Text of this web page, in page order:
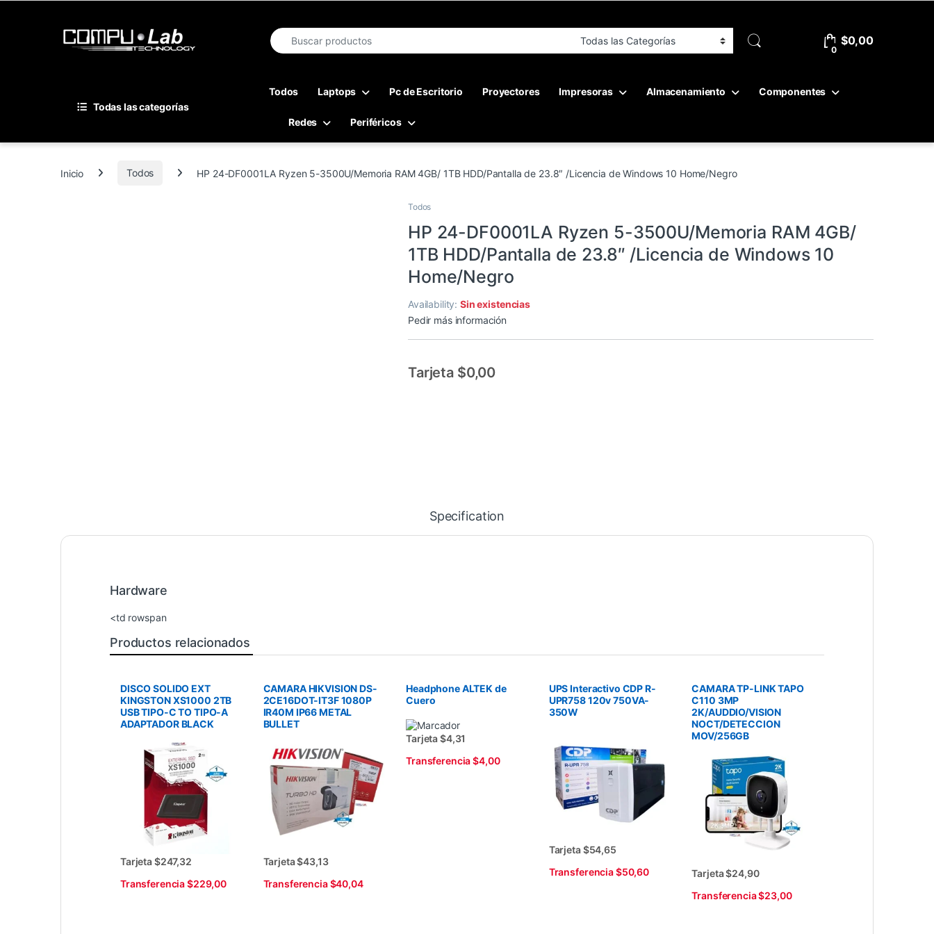
Search for:
0
$0,00
Todas las categorías
Todos Laptops Pc de Escritorio Proyectores Impresoras Almacenamiento Componentes
Redes Periféricos
Inicio Todos HP 24-DF0001LA Ryzen 5-3500U/Memoria RAM 4GB/ 1TB HDD/Pantalla de 23.8″ /Licencia de Windows 10 Home/Negro
Todos
HP 24-DF0001LA Ryzen 5-3500U/Memoria RAM 4GB/
1TB HDD/Pantalla de 23.8″ /Licencia de Windows 10
Home/Negro
Availability:Sin existencias
Pedir más información
Tarjeta $0,00
Specification
Hardware
<td rowspan
Productos relacionados
DISCO SOLIDO EXT
KINGSTON XS1000 2TB
USB TIPO-C TO TIPO-A
ADAPTADOR BLACK
Tarjeta $247,32
Transferencia $229,00
CAMARA HIKVISION DS-
2CE16DOT-IT3F 1080P
IR40M IP66 METAL
BULLET
Tarjeta $43,13
Transferencia $40,04
Headphone ALTEK de
Cuero
Tarjeta $4,31
Transferencia $4,00
UPS Interactivo CDP R-
UPR758 120v 750VA-
350W
Tarjeta $54,65
Transferencia $50,60
CAMARA TP-LINK TAPO
C110 3MP
2K/AUDDIO/VISION
NOCT/DETECCION
MOV/256GB
Tarjeta $24,90
Transferencia $23,00